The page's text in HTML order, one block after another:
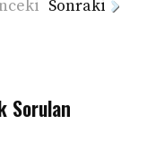
Sonraki
Sorulan